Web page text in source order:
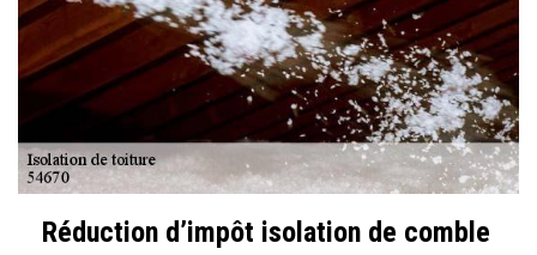
Réduction d’impôt isolation de comble